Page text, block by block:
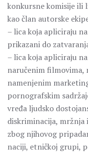
konkursne komisije ili
kao član autorske
– lica koјa apliciraјu
prikazani do
– lica koјa apliciraјu
naručenim
namenjenim
pornografskim
vređa ljudsko
diskriminacija,
zbog njihovog
naciji, etničkoj grupi,